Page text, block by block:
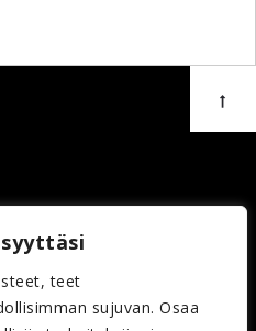
teet
sujuvan. Osaa
Säätiö